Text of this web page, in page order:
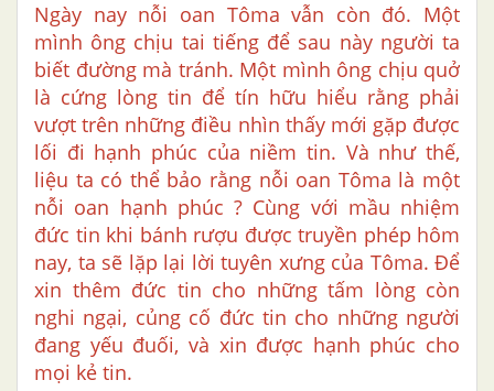
Ngày nay nỗi oan Tôma vẫn còn đó. Một
mình ông chịu tai tiếng để sau này người ta
biết đường mà tránh. Một mình ông chịu quở
là cứng lòng tin để tín hữu hiểu rằng phải
vượt trên những điều nhìn thấy mới gặp được
lối đi hạnh phúc của niềm tin. Và như thế,
liệu ta có thể bảo rằng nỗi oan Tôma là một
nỗi oan hạnh phúc ? Cùng với mầu nhiệm
đức tin khi bánh rượu được truyền phép hôm
nay, ta sẽ lặp lại lời tuyên xưng của Tôma. Để
xin thêm đức tin cho những tấm lòng còn
nghi ngại, củng cố đức tin cho những người
đang yếu đuối, và xin được hạnh phúc cho
mọi kẻ tin.